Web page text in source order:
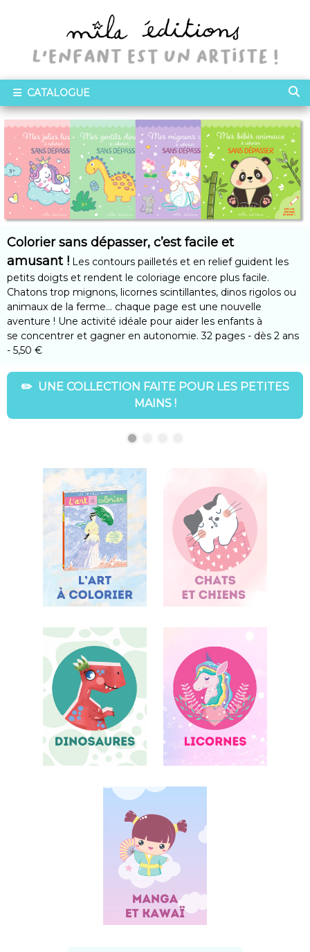
CATALOGUE
Colorier sans dépasser, c’est facile et
amusant ! Les contours pailletés et en relief guident les
petits doigts et rendent le coloriage encore plus facile.
Chatons trop mignons, licornes scintillantes, dinos rigolos ou
animaux de la ferme… chaque page est une nouvelle
aventure ! Une activité idéale pour aider les enfants à
se concentrer et gagner en autonomie. 32 pages - dès 2 ans
- 5,50 €
✏️ UNE COLLECTION FAITE POUR LES PETITES
MAINS !